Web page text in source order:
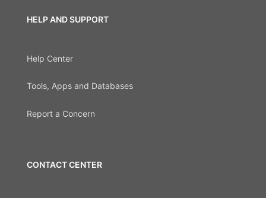
HELP AND SUPPORT
Help Center
Tools, Apps and Databases
Report a Concern
CONTACT CENTER